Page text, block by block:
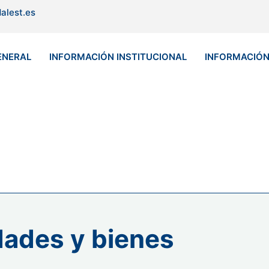
INFORMACIÓN INSTITUCIONAL
y bienes